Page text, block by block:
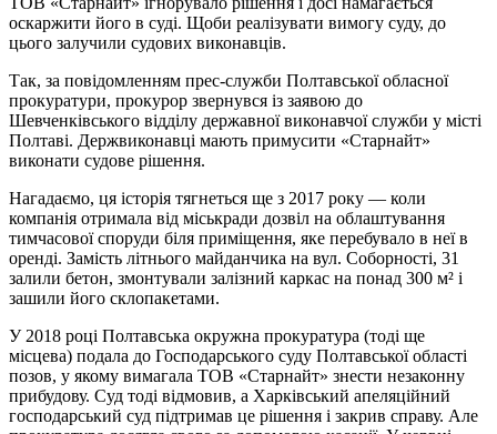
оскаржити його в суді. Щоби реалізувати вимогу суду, до
цього залучили судових виконавців.
Так, за повідомленням прес-служби Полтавської обласної
прокуратури, прокурор звернувся із заявою до
Шевченківського відділу державної виконавчої служби у місті
Полтаві. Держвиконавці мають примусити «Старнайт»
виконати судове рішення.
Нагадаємо, ця історія тягнеться ще з 2017 року — коли
компанія отримала від міськради дозвіл на облаштування
тимчасової споруди біля приміщення, яке перебувало в неї в
оренді. Замість літнього майданчика на вул. Соборності, 31
залили бетон, змонтували залізний каркас на понад 300 м² і
зашили його склопакетами.
У 2018 році Полтавська окружна прокуратура (тоді ще
місцева) подала до Господарського суду Полтавської області
позов, у якому вимагала ТОВ «Старнайт» знести незаконну
прибудову. Суд тоді відмовив, а Харківський апеляційний
господарський суд підтримав це рішення і закрив справу. Але